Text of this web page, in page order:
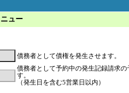
ュー
債務者として債権を発生させます。
債務者として予約中の発生記録請求
す。
（発生日を含む5営業日以内）